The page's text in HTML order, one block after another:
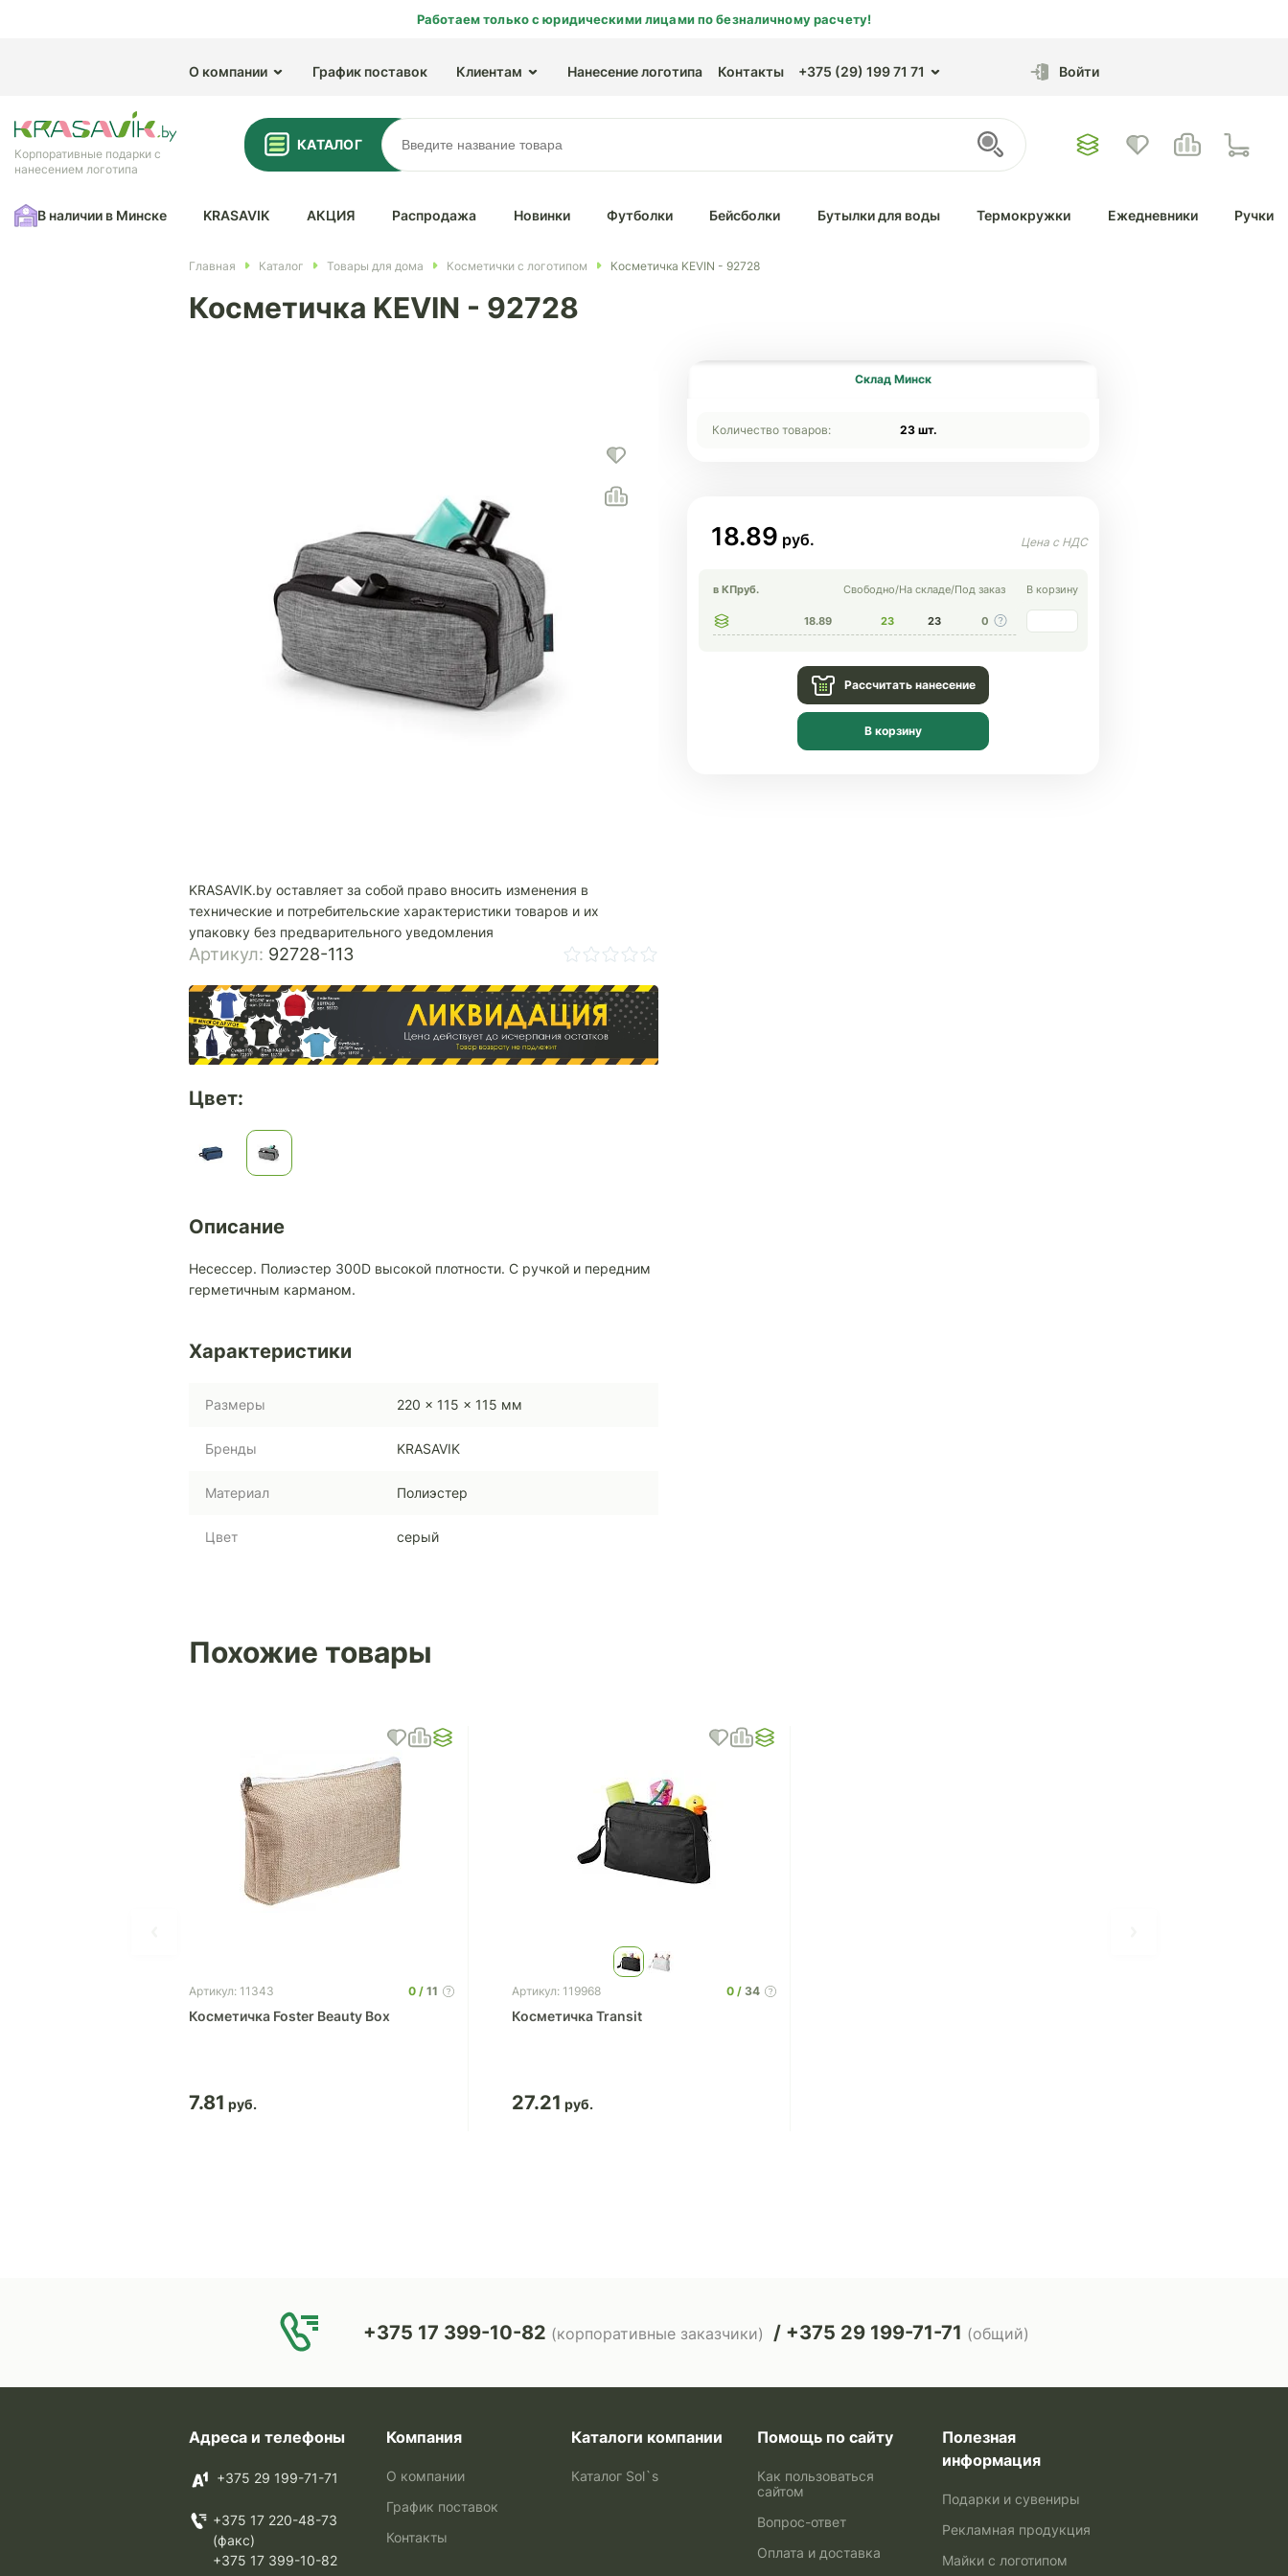
Работаем только с юридическими лицами по безналичному расчету!
О компании График поставок Клиентам Нанесение логотипа Контакты +375 (29) 199 71 71 Войти
Корпоративные подарки с
нанесением логотипа
КАТАЛОГ
В наличии в Минске KRASAVIK АКЦИЯ Распродажа Новинки Футболки Бейсболки Бутылки для воды Термокружки Ежедневники Ручки
Главная Каталог Товары для дома Косметички с логотипом Косметичка KEVIN - 92728
Косметичка KEVIN - 92728
KRASAVIK.by оставляет за собой право вносить изменения в
технические и потребительские характеристики товаров и их
упаковку без предварительного уведомления
Артикул: 92728-113
Цвет:
Описание
Несессер. Полиэстер 300D высокой плотности. С ручкой и передним
герметичным карманом.
Характеристики
Размеры 220 x 115 x 115 мм
Бренды KRASAVIK
Материал Полиэстер
Цвет серый
Склад Минск
Количество товаров: 23 шт.
18.89
в КПруб. Свободно/На складе/Под заказ В корзину
18.89 23 23 0
Рассчитать нанесение
В корзину
Похожие товары
Артикул: 11343 0 11
Косметичка Foster Beauty Box
7.81
Артикул: 119968 0 34
Косметичка Transit
27.21
+375 17 399-10-82 (корпоративные заказчики) +375 29 199-71-71 (общий)
Адреса и телефоны
+375 29 199-71-71
+375 17 220-48-73
(факс)
+375 17 399-10-82
Компания
О компании
График поставок
Контакты
Каталоги компании
Каталог Sol`s
Помощь по сайту
Как пользоваться
сайтом
Вопрос-ответ
Оплата и доставка
Полезная
информация
Подарки и сувениры
Рекламная продукция
Майки с логотипом